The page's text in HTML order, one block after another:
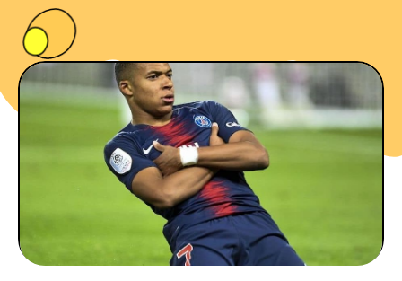
FOOD
BONS PLANS
SOUTENEZ KULTT